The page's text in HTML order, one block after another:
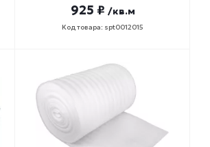
925 ₽ /кв.м
Код товара: spt0012015